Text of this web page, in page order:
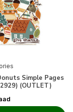
Simple Pages
(OUTLET)